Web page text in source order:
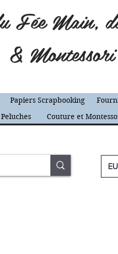
Fée Main,
& Montessori
Papiers Scrapbooking
Peluches Couture et